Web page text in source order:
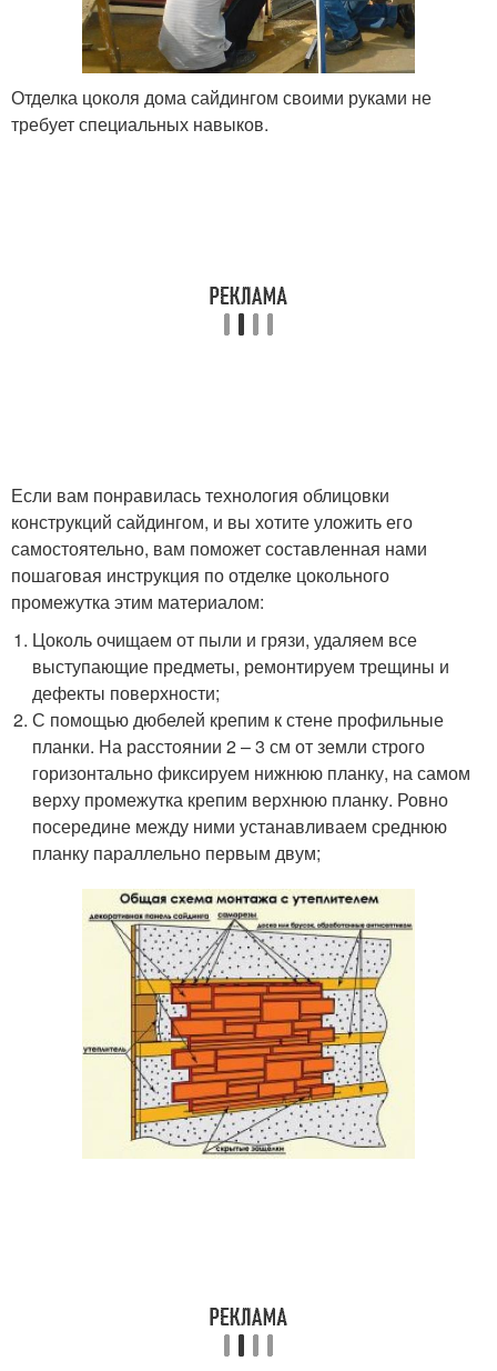
Отделка цоколя дома сайдингом своими руками не
требует специальных навыков.
Если вам понравилась технология облицовки
конструкций сайдингом, и вы хотите уложить его
самостоятельно, вам поможет составленная нами
пошаговая инструкция по отделке цокольного
промежутка этим материалом:
Цоколь очищаем от пыли и грязи, удаляем все
выступающие предметы, ремонтируем трещины и
дефекты поверхности;
С помощью дюбелей крепим к стене профильные
планки. На расстоянии 2 – 3 см от земли строго
горизонтально фиксируем нижнюю планку, на самом
верху промежутка крепим верхнюю планку. Ровно
посередине между ними устанавливаем среднюю
планку параллельно первым двум;